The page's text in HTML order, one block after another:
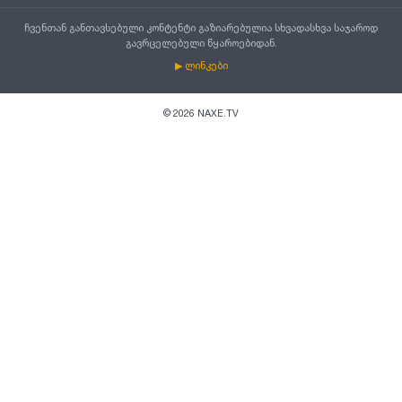
ჩვენთან განთავსებული კონტენტი გაზიარებულია სხვადასხვა საჯაროდ
გავრცელებული წყაროებიდან.
▶ ლინკები
© 2026 NAXE.TV